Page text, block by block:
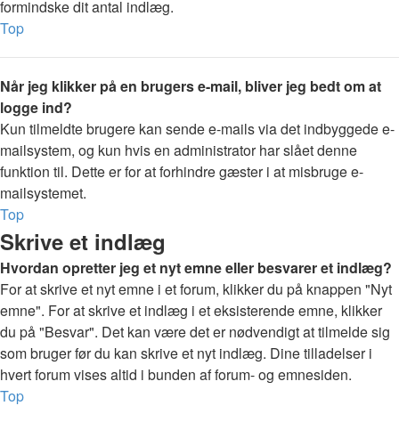
formindske dit antal indlæg.
Top
Når jeg klikker på en brugers e-mail, bliver jeg bedt om at
logge ind?
Kun tilmeldte brugere kan sende e-mails via det indbyggede e-
mailsystem, og kun hvis en administrator har slået denne
funktion til. Dette er for at forhindre gæster i at misbruge e-
mailsystemet.
Top
Skrive et indlæg
Hvordan opretter jeg et nyt emne eller besvarer et indlæg?
For at skrive et nyt emne i et forum, klikker du på knappen "Nyt
emne". For at skrive et indlæg i et eksisterende emne, klikker
du på "Besvar". Det kan være det er nødvendigt at tilmelde sig
som bruger før du kan skrive et nyt indlæg. Dine tilladelser i
hvert forum vises altid i bunden af forum- og emnesiden.
Top